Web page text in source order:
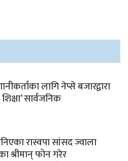
लागि नेप्से बजारद्वारा
सार्वजनिक
रास्वपा सांसद ज्वाला
श्रीमान् फोन गरेर